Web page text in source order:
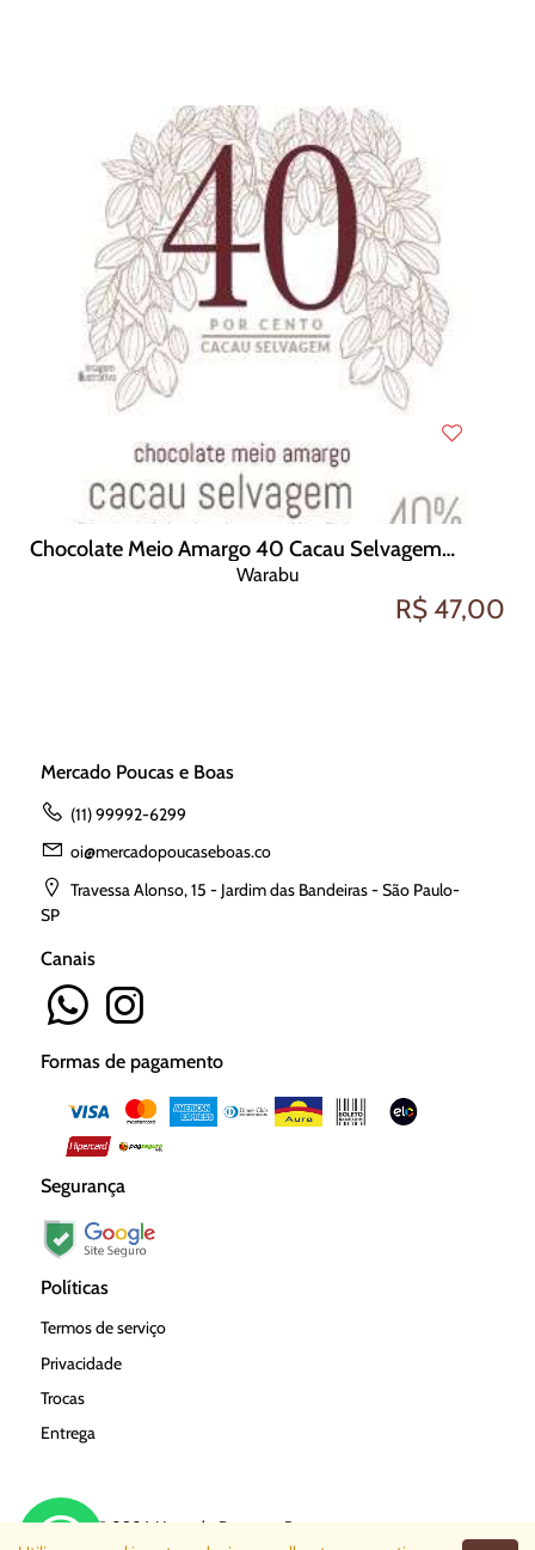
Chocolate Meio Amargo 40 Cacau Selvagem 70g Comunidade Angapijo-PA
Warabu
R$ 47,00
Mercado Poucas e Boas
(11) 99992-6299
oi@mercadopoucaseboas.co
Travessa Alonso, 15 - Jardim das Bandeiras - São Paulo-
SP
Canais
Formas de pagamento
Segurança
Políticas
Termos de serviço
Privacidade
Trocas
Entrega
Copyright © 2026 Mercado Poucas e Boas